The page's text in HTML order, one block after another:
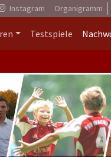
Instagram Organigramm
Testspiele